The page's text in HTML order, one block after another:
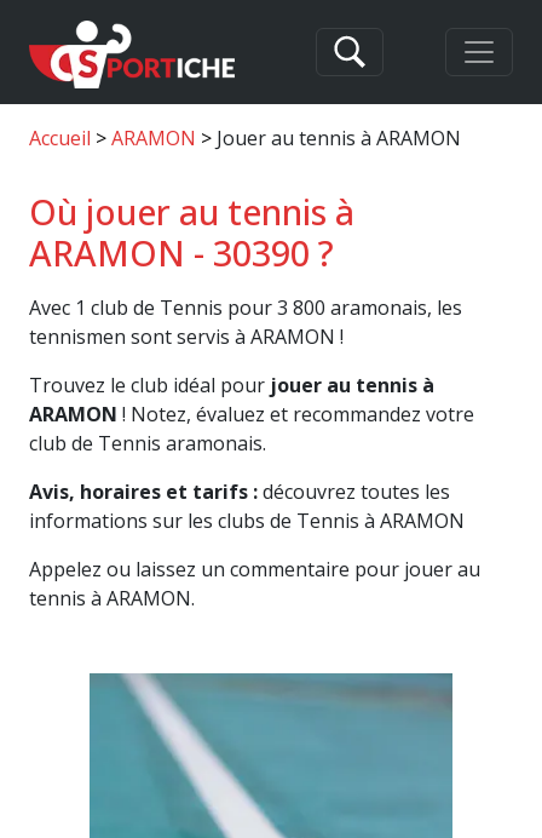
Accueil ARAMON Jouer au tennis à ARAMON
Où jouer au tennis à
ARAMON - 30390 ?
Avec 1 club de Tennis pour 3 800 aramonais, les
tennismen sont servis à ARAMON !
Trouvez le club idéal pour jouer au tennis à
ARAMON ! Notez, évaluez et recommandez votre
club de Tennis aramonais.
Avis, horaires et tarifs :découvrez toutes les
informations sur les clubs de Tennis à ARAMON
Appelez ou laissez un commentaire pour jouer au
tennis à ARAMON.